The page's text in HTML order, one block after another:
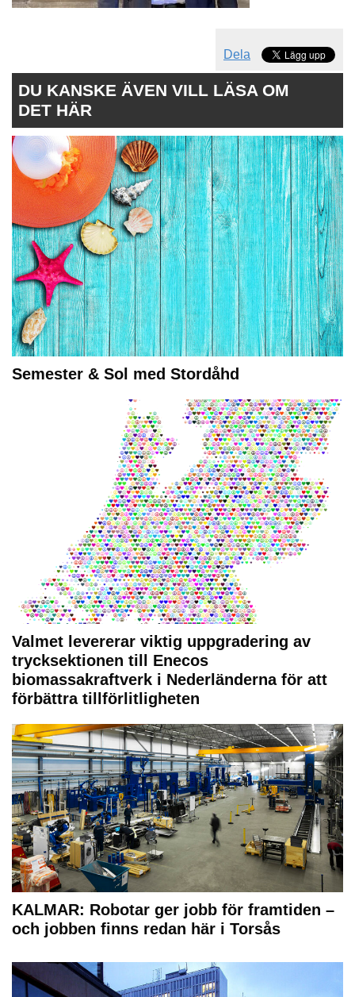
Dela
DU KANSKE ÄVEN VILL LÄSA OM
DET HÄR
Semester & Sol med Stordåhd
Valmet levererar viktig uppgradering av
trycksektionen till Enecos
biomassakraftverk i Nederländerna för att
förbättra tillförlitligheten
KALMAR: Robotar ger jobb för framtiden –
och jobben finns redan här i Torsås